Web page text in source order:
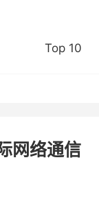
Top 10
网络通信